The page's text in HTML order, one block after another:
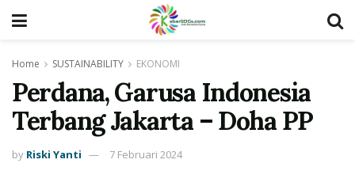
Home SUSTAINABILITY EKONOMI
Perdana, Garusa Indonesia
Terbang Jakarta – Doha PP
by Riski Yanti 7 Februari 2024